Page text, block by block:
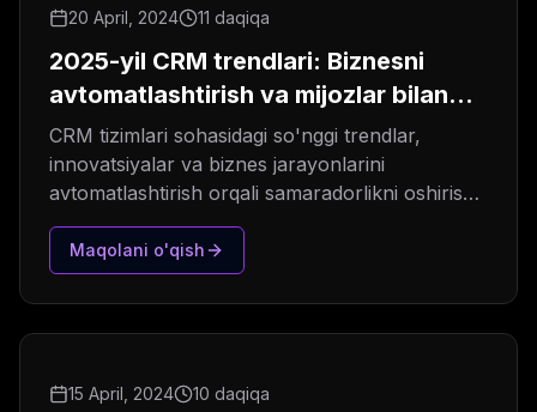
20 April, 2024 11 daqiqa
2025-yil CRM trendlari: Biznesni
avtomatlashtirish va mijozlar bilan
munosabatlarni yaxshilash
CRM tizimlari sohasidagi so'nggi trendlar,
innovatsiyalar va biznes jarayonlarini
avtomatlashtirish orqali samaradorlikni oshirish
usullari.
Maqolani o'qish
15 April, 2024 10 daqiqa